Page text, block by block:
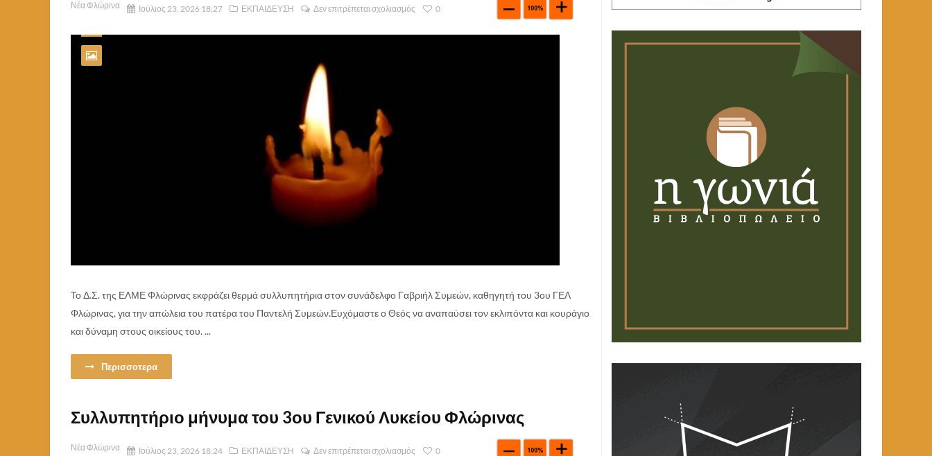
Νέα Φλώρινα Ιούλιος 23, 2026 18:27 ΕΚΠΑΙΔΕΥΣΗ Δεν επιτρέπεται σχολιασμός 0
Το Δ.Σ. της ΕΛΜΕ Φλώρινας εκφράζει θερμά συλλυπητήρια στον συνάδελφο Γαβριήλ Συμεών, καθηγητή του 3ου ΓΕΛ
Φλώρινας, για την απώλεια του πατέρα του Παντελή Συμεών.Ευχόμαστε ο Θεός να αναπαύσει τον εκλιπόντα και κουράγιο
και δύναμη στους οικείους του. ...
Περισσοτερα
Συλλυπητήριο μήνυμα του 3ου Γενικού Λυκείου Φλώρινας
Νέα Φλώρινα Ιούλιος 23, 2026 18:24 ΕΚΠΑΙΔΕΥΣΗ Δεν επιτρέπεται σχολιασμός 0